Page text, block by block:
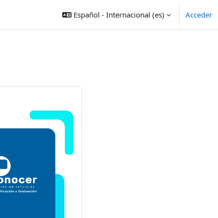
Español - Internacional ‎(es)‎ Acceder